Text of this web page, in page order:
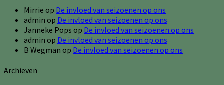
Mirrie op De invloed van seizoenen op ons
admin op De invloed van seizoenen op ons
Janneke Pops op De invloed van seizoenen op ons
admin op De invloed van seizoenen op ons
B Wegman op De invloed van seizoenen op ons
Archieven